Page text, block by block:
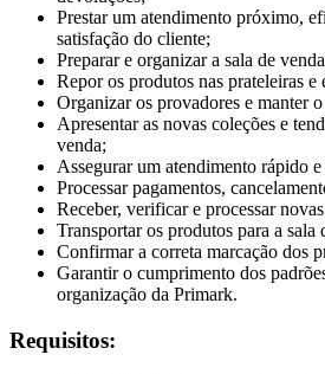
Prestar um atendimento próximo,
satisfação do cliente;
Preparar e organizar a sala de
Repor os produtos nas prateleiras e
Organizar os provadores e manter
Apresentar as novas coleções e
venda;
Assegurar um atendimento rápido
Processar pagamentos,
Receber, verificar e processar
Transportar os produtos para a sala
Confirmar a correta marcação dos
Garantir o cumprimento dos
organização da Primark.
Requisitos: